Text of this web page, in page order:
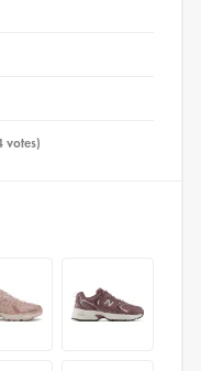
votes)